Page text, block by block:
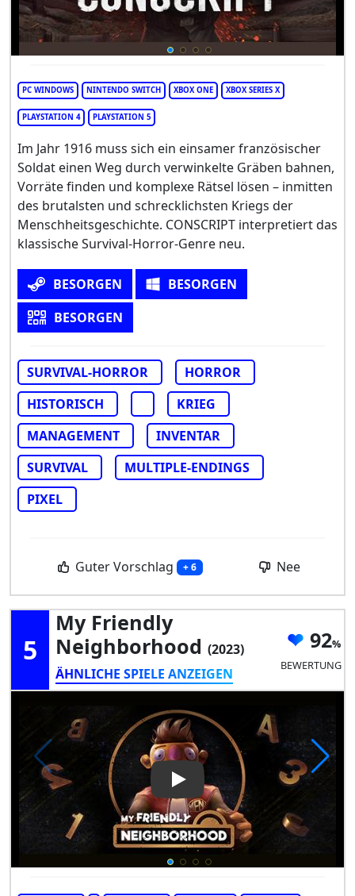
PC WINDOWS NINTENDO SWITCH XBOX ONE XBOX SERIES X
PLAYSTATION 4 PLAYSTATION 5
Im Jahr 1916 muss sich ein einsamer französischer
Soldat einen Weg durch verwinkelte Gräben bahnen,
Vorräte finden und komplexe Rätsel lösen – inmitten
des brutalsten und schrecklichsten Kriegs der
Menschheitsgeschichte. CONSCRIPT interpretiert das
klassische Survival-Horror-Genre neu.
BESORGEN
BESORGEN
BESORGEN
SURVIVAL-HORROR
HORROR
HISTORISCH
KRIEG
MANAGEMENT
INVENTAR
SURVIVAL
MULTIPLE-ENDINGS
PIXEL
Guter Vorschlag + 6 Nee
5
My Friendly
Neighborhood (2023)
ÄHNLICHE SPIELE ANZEIGEN
92
BEWERTUNG
Play Video: My Friendly